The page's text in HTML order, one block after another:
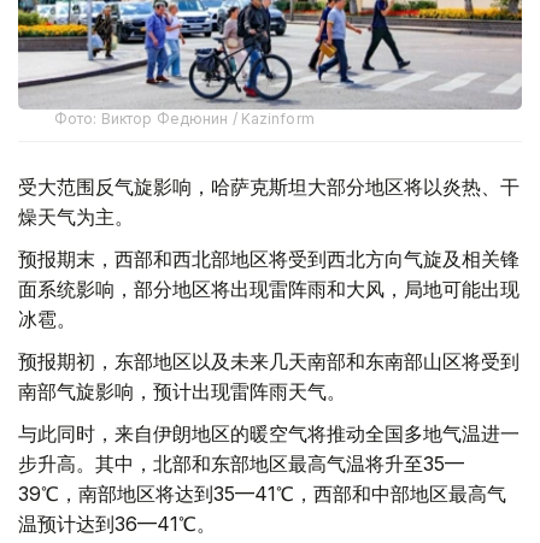
Фото: Виктор Федюнин / Kazinform
受大范围反气旋影响，哈萨克斯坦大部分地区将以炎热、干
燥天气为主。
预报期末，西部和西北部地区将受到西北方向气旋及相关锋
面系统影响，部分地区将出现雷阵雨和大风，局地可能出现
冰雹。
预报期初，东部地区以及未来几天南部和东南部山区将受到
南部气旋影响，预计出现雷阵雨天气。
与此同时，来自伊朗地区的暖空气将推动全国多地气温进一
步升高。其中，北部和东部地区最高气温将升至35—
39℃，南部地区将达到35—41℃，西部和中部地区最高气
温预计达到36—41℃。